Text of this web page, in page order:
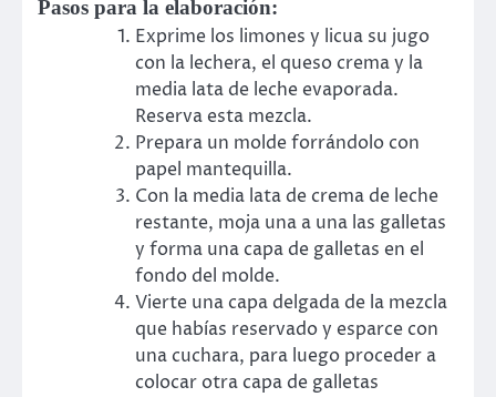
Pasos para la elaboración:
Exprime los limones y licua su jugo
con la lechera, el queso crema y la
media lata de leche evaporada.
Reserva esta mezcla.
Prepara un molde forrándolo con
papel mantequilla.
Con la media lata de crema de leche
restante, moja una a una las galletas
y forma una capa de galletas en el
fondo del molde.
Vierte una capa delgada de la mezcla
que habías reservado y esparce con
una cuchara, para luego proceder a
colocar otra capa de galletas